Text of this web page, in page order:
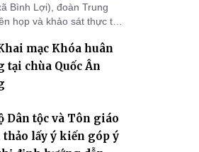
Bình Lợi), đoàn Trung
họp và khảo sát thực tế
kỳ 2026-2031.
mạc Khóa huân
tại chùa Quốc Ân
Dân tộc và Tôn giáo
thảo lấy ý kiến góp ý